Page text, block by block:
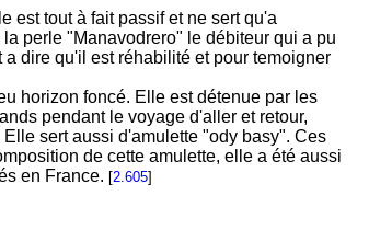
est tout à fait passif et ne sert qu'a
perle "Manavodrero" le débiteur qui a pu
dire qu'il est réhabilité et pour temoigner
horizon foncé. Elle est détenue par les
pendant le voyage d'aller et retour,
sert aussi d'amulette "ody basy". Ces
de cette amulette, elle a été aussi
en France. [2.605]